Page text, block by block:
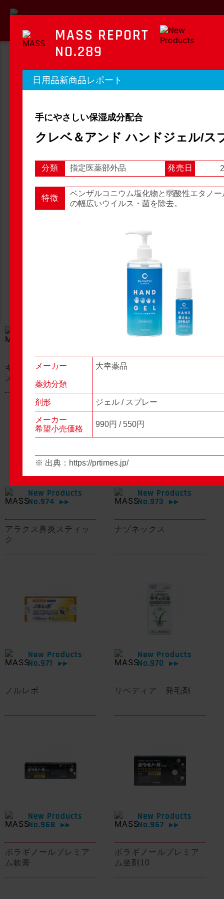
MASS REPORT
マスレポート
OTC新商品レポート 店頭観察レポート
OTC新商品レポート 店頭観察
キャベジンコーワαプラ
ス顆粒
New Products
グロンサン用刃棒
New Products
No.974
▶▶
アラクス鼻炎スティッ
ク
New Products
No.973
▶▶
ナゾネックス
New Products
No.971
▶▶
ノルレボ
New Products
No.970
▶▶
リペディア 発毛剤
New Products
No.968
▶▶
ボラギノールプレミア
ム軟膏
New Products
No.967
▶▶
ボラギノールプレミア
ム坐剤10
MASS REPORT
NO.289
日用品新商品レポート
手にやさしい保湿成分配合
クレベ＆アンド ハンドジェル/ス
分類 指定医薬部外品 発売日
特徴
ベンザルコニウム塩化物と弱酸性エタノ
の幅広いウイルス・菌を除去。
メーカー 大幸薬品
薬効分類
剤形 ジェル / スプレー
メーカー
希望小売価格
990円 / 550円
※ 出典： https://prtimes.jp/